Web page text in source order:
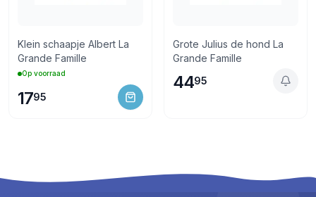
Klein schaapje Albert La
Grande Famille
Op voorraad
1795
Grote Julius de hond La
Grande Famille
4495